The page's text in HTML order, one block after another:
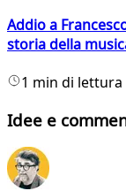
Addio a
storia della
1 min di lettura
Idee e